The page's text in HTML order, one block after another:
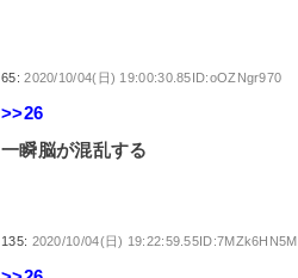
65:2020/10/04(日) 19:00:30.85ID:oOZNgr970
>>26
一瞬脳が混乱する
135: 2020/10/04(日) 19:22:59.55ID:7MZk6HN5M